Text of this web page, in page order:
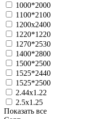
1000*2000
1100*2100
1200х2400
1220*1220
1270*2530
1400*2800
1500*2500
1525*2440
1525*2500
2.44х1.22
2.5х1.25
Показать все